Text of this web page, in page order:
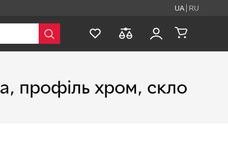
UA RU
профіль хром, скло